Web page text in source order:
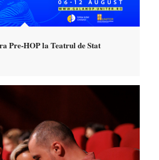
Pre-HOP la Teatrul de Stat